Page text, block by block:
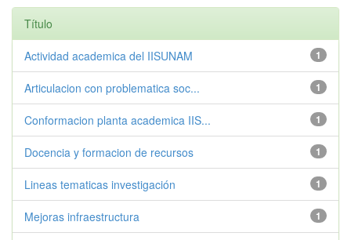
Título
1
Actividad academica del IISUNAM
1
Articulacion con problematica soc...
1
Conformacion planta academica IIS...
1
Docencia y formacion de recursos
1
Lineas tematicas investigación
1
Mejoras infraestructura